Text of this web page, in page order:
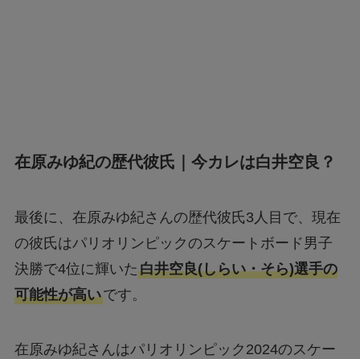
在原みゆ紀の歴代彼氏｜今カレは白井空良？
最後に、在原みゆ紀さんの歴代彼氏3人目で、現在
の彼氏はパリオリンピックのスケートボード男子
決勝で4位に輝いた白井空良(しらい・そら)選手の
可能性が高いです。
在原みゆ紀さんはパリオリンピック2024のスケー